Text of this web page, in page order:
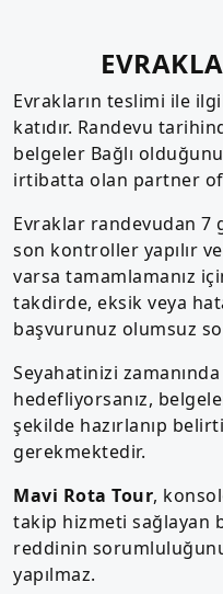
Evrakların teslimi ile
katıdır. Randevu
belgeler Bağlı
irtibatta olan partner
Evraklar randevudan 7
son kontroller yapılır
varsa tamamlamanız
takdirde, eksik veya
başvurunuz olumsuz
Seyahatinizi
hedefliyorsanız,
şekilde hazırlanıp
gerekmektedir.
Mavi Rota Tour,
takip hizmeti sağlayan
reddinin
yapılmaz.